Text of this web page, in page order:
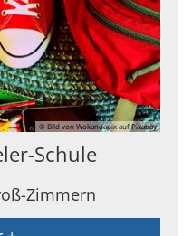
© Bild von Wokandapix auf Pixabay
Schule
Zimmern